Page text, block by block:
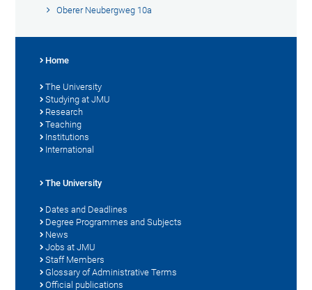
Oberer Neubergweg 10a
Home
The University
Studying at JMU
Research
Teaching
Institutions
International
The University
Dates and Deadlines
Degree Programmes and Subjects
News
Jobs at JMU
Staff Members
Glossary of Administrative Terms
Official publications